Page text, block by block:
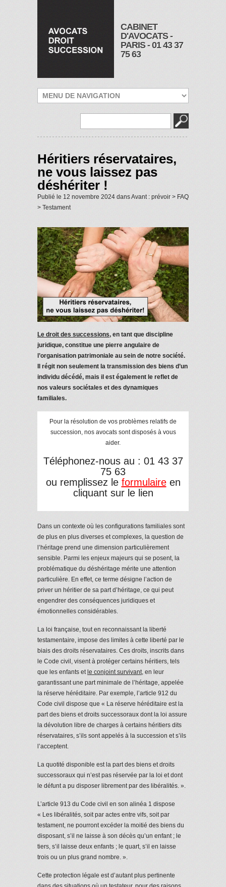
CABINET
D'AVOCATS -
PARIS -01 43 37
75 63
Héritiers réservataires,
ne vous laissez pas
déshériter !
Publié le 12 novembre 2024 dansAvant : prévoir > FAQ
> Testament
Le droit des successions, en tant que discipline
juridique, constitue une pierre angulaire de
l’organisation patrimoniale au sein de notre société.
Il régit non seulement la transmission des biens d’un
individu décédé, mais il est également le reflet de
nos valeurs sociétales et des dynamiques
familiales.
Pour la résolution de vos problèmes relatifs de
succession, nos avocats sont disposés à vous
aider.
Téléphonez-nous au : 01 43 37
75 63
ou remplissez le formulaireen
cliquant sur le lien
Dans un contexte où les configurations familiales sont
de plus en plus diverses et complexes, la question de
l’héritage prend une dimension particulièrement
sensible. Parmi les enjeux majeurs qui se posent, la
problématique du déshéritage mérite une attention
particulière. En effet, ce terme désigne l’action de
priver un héritier de sa part d’héritage, ce qui peut
engendrer des conséquences juridiques et
émotionnelles considérables.
La loi française, tout en reconnaissant la liberté
testamentaire, impose des limites à cette liberté par le
biais des droits réservataires. Ces droits, inscrits dans
le Code civil, visent à protéger certains héritiers, tels
que les enfants etle conjoint survivant, en leur
garantissant une part minimale de l’héritage, appelée
la réserve héréditaire. Par exemple, l’article 912 du
Code civil dispose que « La réserve héréditaire est la
part des biens et droits successoraux dont la loi assure
la dévolution libre de charges à certains héritiers dits
réservataires, s’ils sont appelés à la succession et s’ils
l’acceptent.
La quotité disponible est la part des biens et droits
successoraux qui n’est pas réservée par la loi et dont
le défunt a pu disposer librement par des libéralités. ».
L’article 913 du Code civil en son alinéa 1 dispose
« Les libéralités, soit par actes entre vifs, soit par
testament, ne pourront excéder la moitié des biens du
disposant, s’il ne laisse à son décès qu’un enfant ; le
tiers, s’il laisse deux enfants ; le quart, s’il en laisse
trois ou un plus grand nombre. ».
Cette protection légale est d’autant plus pertinente